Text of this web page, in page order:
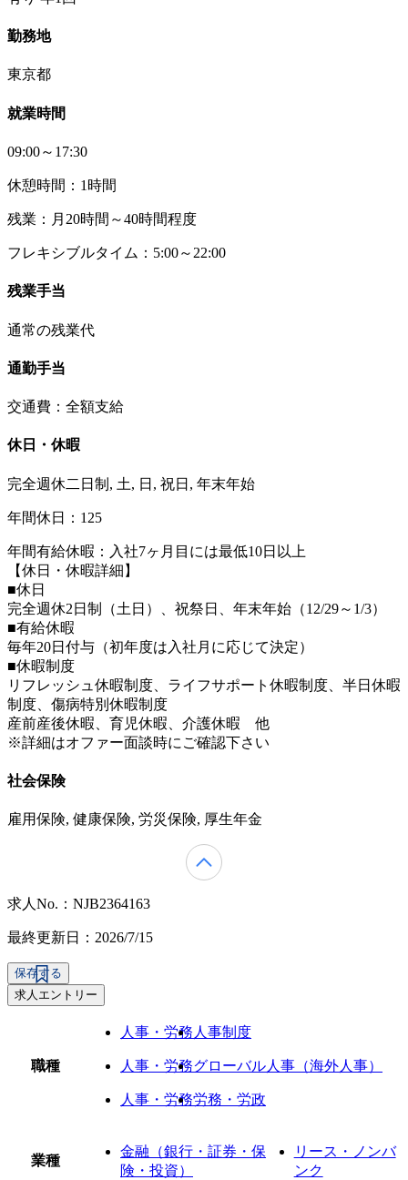
勤務地
東京都
就業時間
09:00～17:30
休憩時間：1時間
残業：月20時間～40時間程度
フレキシブルタイム：5:00～22:00
残業手当
通常の残業代
通勤手当
交通費：全額支給
休日・休暇
完全週休二日制, 土, 日, 祝日, 年末年始
年間休日：125
年間有給休暇：入社7ヶ月目には最低10日以上
【休日・休暇詳細】
■休日
完全週休2日制（土日）、祝祭日、年末年始（12/29～1/3）
■有給休暇
毎年20日付与（初年度は入社月に応じて決定）
■休暇制度
リフレッシュ休暇制度、ライフサポート休暇制度、半日休暇
制度、傷病特別休暇制度
産前産後休暇、育児休暇、介護休暇 他
※詳細はオファー面談時にご確認下さい
社会保険
雇用保険, 健康保険, 労災保険, 厚生年金
求人No.：NJB2364163
最終更新日：2026/7/15
保存する
求人エントリー
職種
人事・労務 人事制度
人事・労務グローバル人事（海外人事）
人事・労務労務・労政
業種
金融（銀行・証券・保
険・投資）
リース・ノンバ
ンク